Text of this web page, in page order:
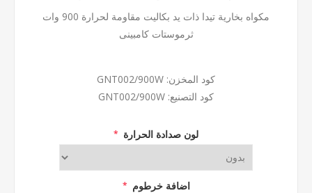
مكواه بخارية تيدا ذات يد بكاليت مقاومة لحرارة 900 وات
ثرموستات كامبينى
كود المخزن: GNT002/900W
كود التصنيع: GNT002/900W
لون صدادة الحرارة *
اضافة خرطوم *